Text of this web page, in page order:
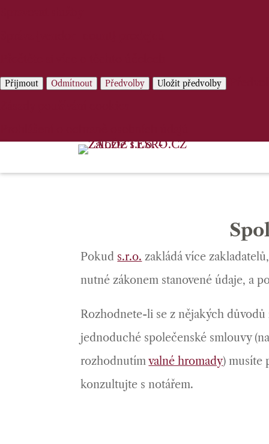
Přijmout Odmítnout Předvolby Uložit předvolby
Pokud s.r.o. zakládá více
nutné zákonem stanovené údaje, a
Rozhodnete-li se z nějakých
jednoduché společenské smlouvy
rozhodnutímvalné hromady) musíte
konzultujte s notářem.